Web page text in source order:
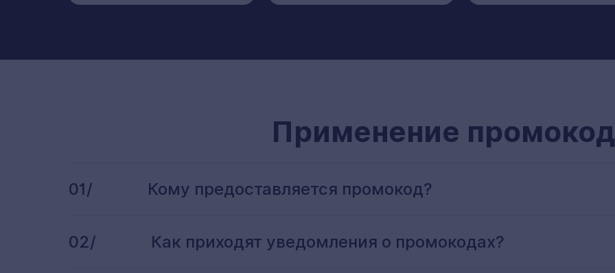
Применение
01/ Кому предоставляется промокод?
02/ Как приходят уведомления о промокодах?